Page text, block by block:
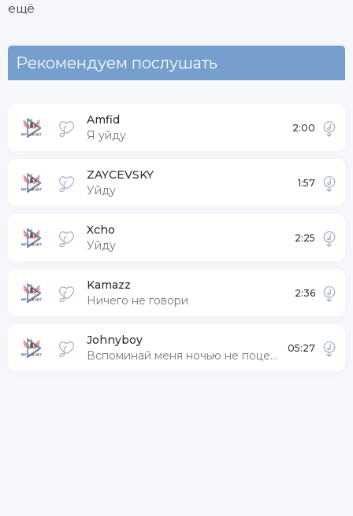
ещё
Рекомендуем послушать
Amfid
Я уйду
2:00
ZAYCEVSKY
Уйду
1:57
Xcho
Уйду
2:25
Kamazz
Ничего не говори
2:36
Johnyboy
Вспоминай меня ночью не поцелую на прощание точно
05:27